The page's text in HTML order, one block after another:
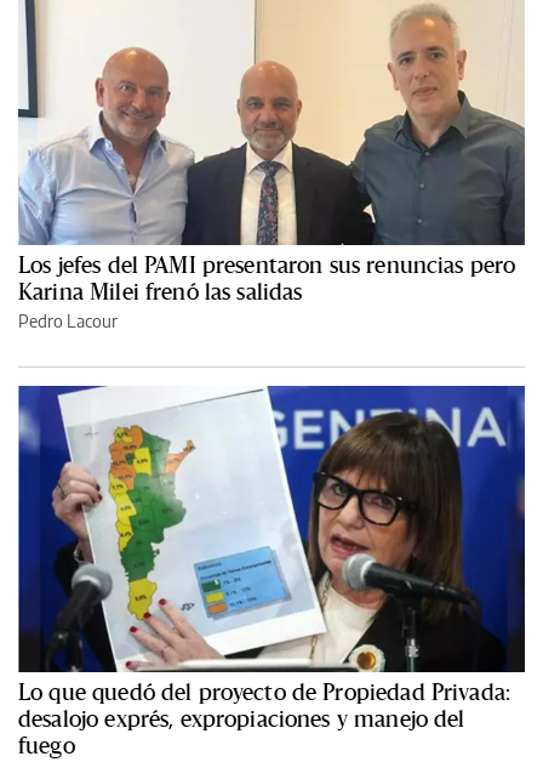
Los jefes del PAMI presentaron sus renuncias pero
Karina Milei frenó las salidas
Pedro Lacour
Lo que quedó del proyecto de Propiedad Privada:
desalojo exprés, expropiaciones y manejo del
fuego